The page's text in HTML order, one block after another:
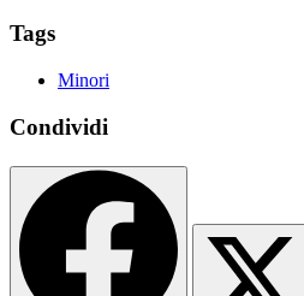
Tags
Minori
Condividi